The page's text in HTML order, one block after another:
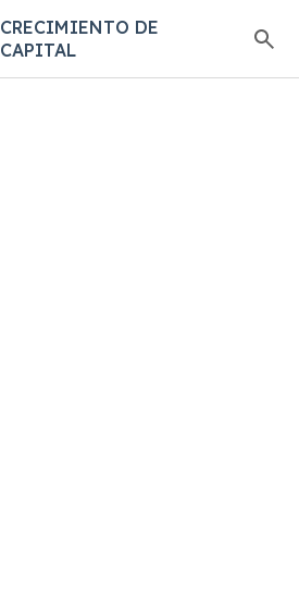
CRECIMIENTO DE
CAPITAL